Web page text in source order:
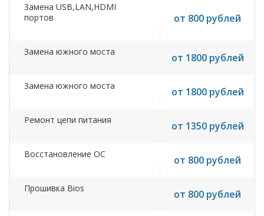
Замена USB,LAN,HDMI
портов
от 800 рублей
Замена южного моста от 1800 рублей
Замена южного моста от 1800 рублей
Ремонт цепи питания от 1350 рублей
Восстановление ОС от 800 рублей
Прошивка Bios от 800 рублей